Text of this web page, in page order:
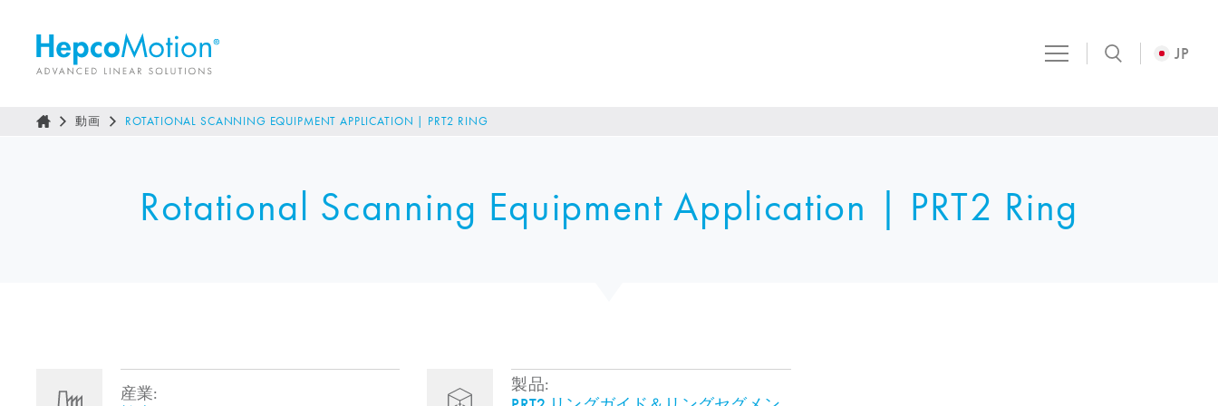
JP
動画 ROTATIONAL SCANNING EQUIPMENT APPLICATION | PRT2 RING
Rotational Scanning Equipment Application | PRT2 Ring
産業:
製品: